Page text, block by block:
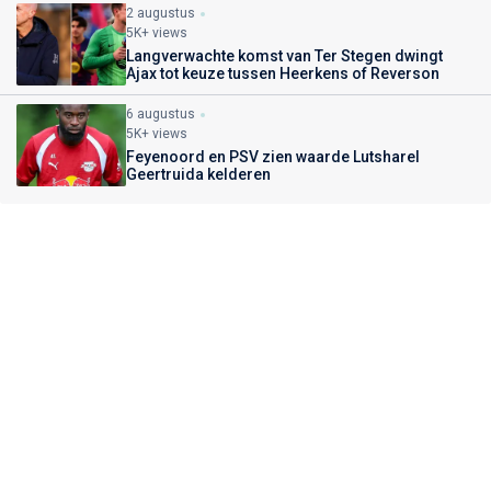
2 augustus
5K+ views
Langverwachte komst van Ter Stegen dwingt
Ajax tot keuze tussen Heerkens of Reverson
6 augustus
5K+ views
Feyenoord en PSV zien waarde Lutsharel
Geertruida kelderen